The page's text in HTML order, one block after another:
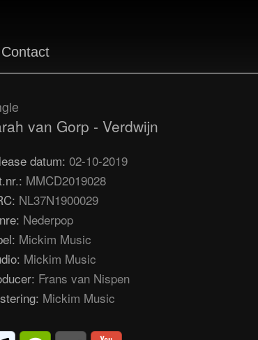
Contact
van Gorp - Verdwijn
datum: 02-10-2019
MMCD2019028
NL37N1900029
Nederpop
Mickim Music
Mickim Music
Frans van Nispen
Mickim Music